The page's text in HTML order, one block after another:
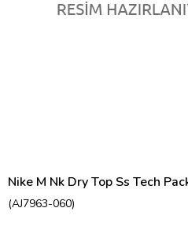
Nike M Nk Dry Top Ss Tech
(AJ7963-060)